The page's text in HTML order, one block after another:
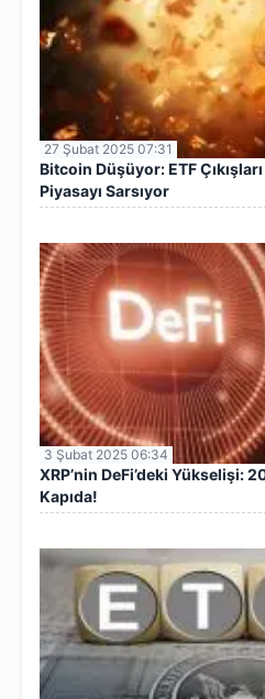
27 Şubat 2025 07:31
Bitcoin Düşüyor: ETF
Piyasayı Sarsıyor
3 Şubat 2025 06:34
XRP’nin DeFi’deki Yükselişi:
Kapıda!